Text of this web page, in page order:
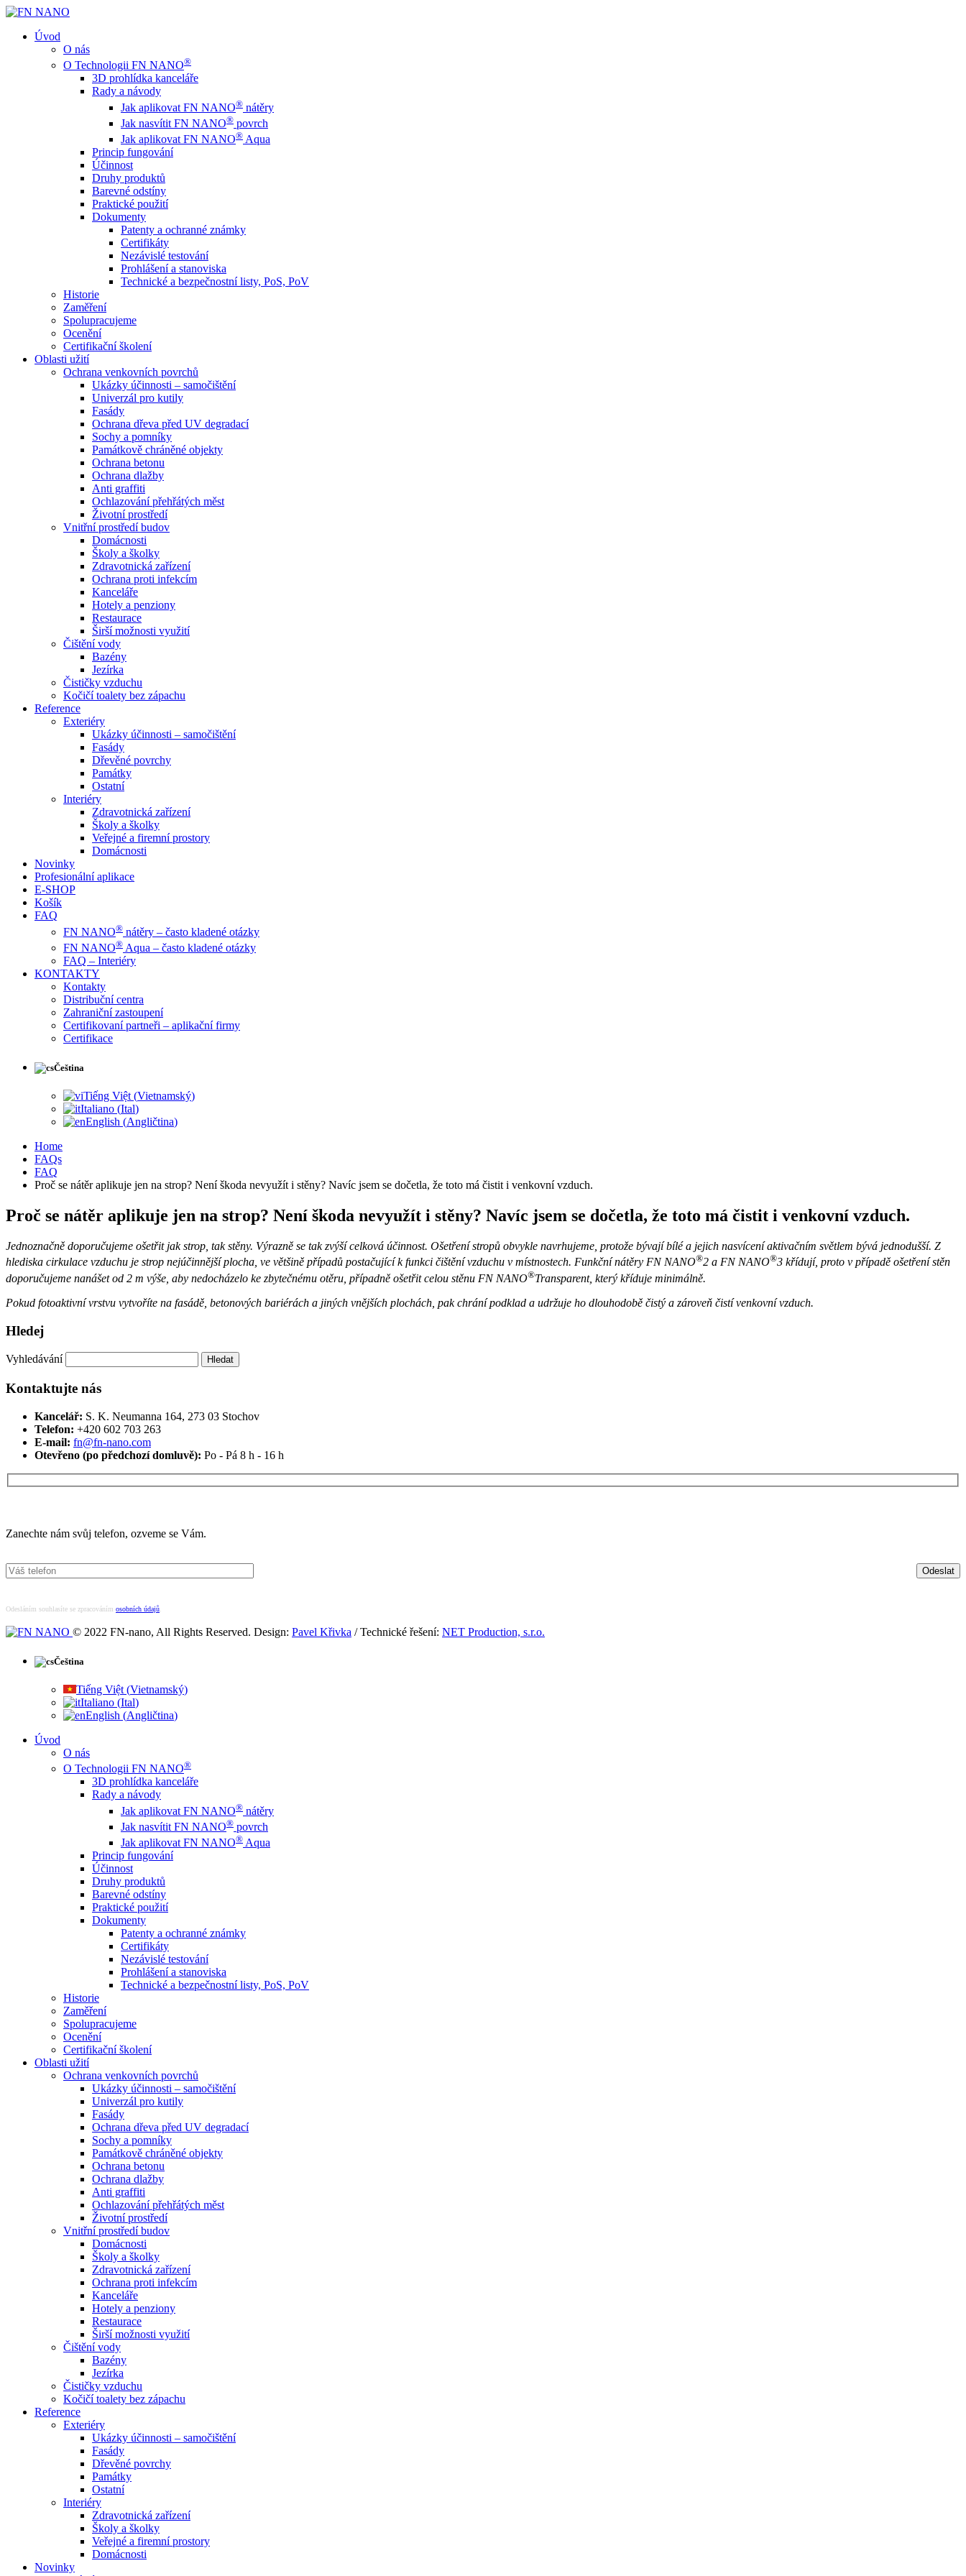
Úvod
O nás
O Technologii FN NANO®
3D prohlídka kanceláře
Rady a návody
Jak aplikovat FN NANO® nátěry
Jak nasvítit FN NANO® povrch
Jak aplikovat FN NANO® Aqua
Princip fungování
Účinnost
Druhy produktů
Barevné odstíny
Praktické použití
Dokumenty
Patenty a ochranné známky
Certifikáty
Nezávislé testování
Prohlášení a stanoviska
Technické a bezpečnostní listy, PoS, PoV
Historie
Zaměření
Spolupracujeme
Ocenění
Certifikační školení
Oblasti užití
Ochrana venkovních povrchů
Ukázky účinnosti – samočištění
Univerzál pro kutily
Fasády
Ochrana dřeva před UV degradací
Sochy a pomníky
Památkově chráněné objekty
Ochrana betonu
Ochrana dlažby
Anti graffiti
Ochlazování přehřátých měst
Životní prostředí
Vnitřní prostředí budov
Domácnosti
Školy a školky
Zdravotnická zařízení
Ochrana proti infekcím
Kanceláře
Hotely a penziony
Restaurace
Širší možnosti využití
Čištění vody
Bazény
Jezírka
Čističky vzduchu
Kočičí toalety bez zápachu
Reference
Exteriéry
Ukázky účinnosti – samočištění
Fasády
Dřevěné povrchy
Památky
Ostatní
Interiéry
Zdravotnická zařízení
Školy a školky
Veřejné a firemní prostory
Domácnosti
Novinky
Profesionální aplikace
E-SHOP
Košík
FAQ
FN NANO® nátěry – často kladené otázky
FN NANO® Aqua – často kladené otázky
FAQ – Interiéry
KONTAKTY
Kontakty
Distribuční centra
Zahraniční zastoupení
Certifikovaní partneři – aplikační firmy
Certifikace
Čeština
Tiếng Việt (Vietnamský)
Italiano (Ital)
English (Angličtina)
Home
FAQs
FAQ
Proč se nátěr aplikuje jen na strop? Není škoda nevyužít i stěny? Navíc jsem se dočetla, že toto má čistit i venkovní vzduch.
Proč se nátěr aplikuje jen na strop? Není škoda nevyužít i stěny? Navíc jsem se dočetla, že toto má čistit i venkovní vzduch.
Jednoznačně doporučujeme ošetřit jak strop, tak stěny. Výrazně se tak zvýší celková účinnost. Ošetření stropů obvykle navrhujeme, protože bývají bílé a jejich nasvícení aktivačním světlem bývá jednodušší. Z
hlediska cirkulace vzduchu je strop nejúčinnější plocha, ve většině případů postačující k funkci čištění vzduchu v místnostech. Funkční nátěry FN NANO®2 a FN NANO®3 křídují, proto v případě ošetření stěn
doporučujeme nanášet od 2 m výše, aby nedocházelo ke zbytečnému otěru, případně ošetřit celou stěnu FN NANO®Transparent, který kříduje minimálně.
Pokud fotoaktivní vrstvu vytvoříte na fasádě, betonových bariérách a jiných vnějších plochách, pak chrání podklad a udržuje ho dlouhodobě čistý a zároveň čistí venkovní vzduch.
Hledej
Vyhledávání
Kontaktujte nás
Kancelář: S. K. Neumanna 164, 273 03 Stochov
Telefon: +420 ‭602 703 263‬
E-mail: fn@fn-nano.com
Otevřeno (po předchozí domluvě): Po - Pá 8 h - 16 h
Zanechte nám svůj telefon, ozveme se Vám.
Odesláním souhlasíte se zpracováním osobních údajů
© 2022 FN-nano, All Rights Reserved. Design: Pavel Křivka / Technické řešení: NET Production, s.r.o.
Čeština
Tiếng Việt (Vietnamský)
Italiano (Ital)
English (Angličtina)
Úvod
O nás
O Technologii FN NANO®
3D prohlídka kanceláře
Rady a návody
Jak aplikovat FN NANO® nátěry
Jak nasvítit FN NANO® povrch
Jak aplikovat FN NANO® Aqua
Princip fungování
Účinnost
Druhy produktů
Barevné odstíny
Praktické použití
Dokumenty
Patenty a ochranné známky
Certifikáty
Nezávislé testování
Prohlášení a stanoviska
Technické a bezpečnostní listy, PoS, PoV
Historie
Zaměření
Spolupracujeme
Ocenění
Certifikační školení
Oblasti užití
Ochrana venkovních povrchů
Ukázky účinnosti – samočištění
Univerzál pro kutily
Fasády
Ochrana dřeva před UV degradací
Sochy a pomníky
Památkově chráněné objekty
Ochrana betonu
Ochrana dlažby
Anti graffiti
Ochlazování přehřátých měst
Životní prostředí
Vnitřní prostředí budov
Domácnosti
Školy a školky
Zdravotnická zařízení
Ochrana proti infekcím
Kanceláře
Hotely a penziony
Restaurace
Širší možnosti využití
Čištění vody
Bazény
Jezírka
Čističky vzduchu
Kočičí toalety bez zápachu
Reference
Exteriéry
Ukázky účinnosti – samočištění
Fasády
Dřevěné povrchy
Památky
Ostatní
Interiéry
Zdravotnická zařízení
Školy a školky
Veřejné a firemní prostory
Domácnosti
Novinky